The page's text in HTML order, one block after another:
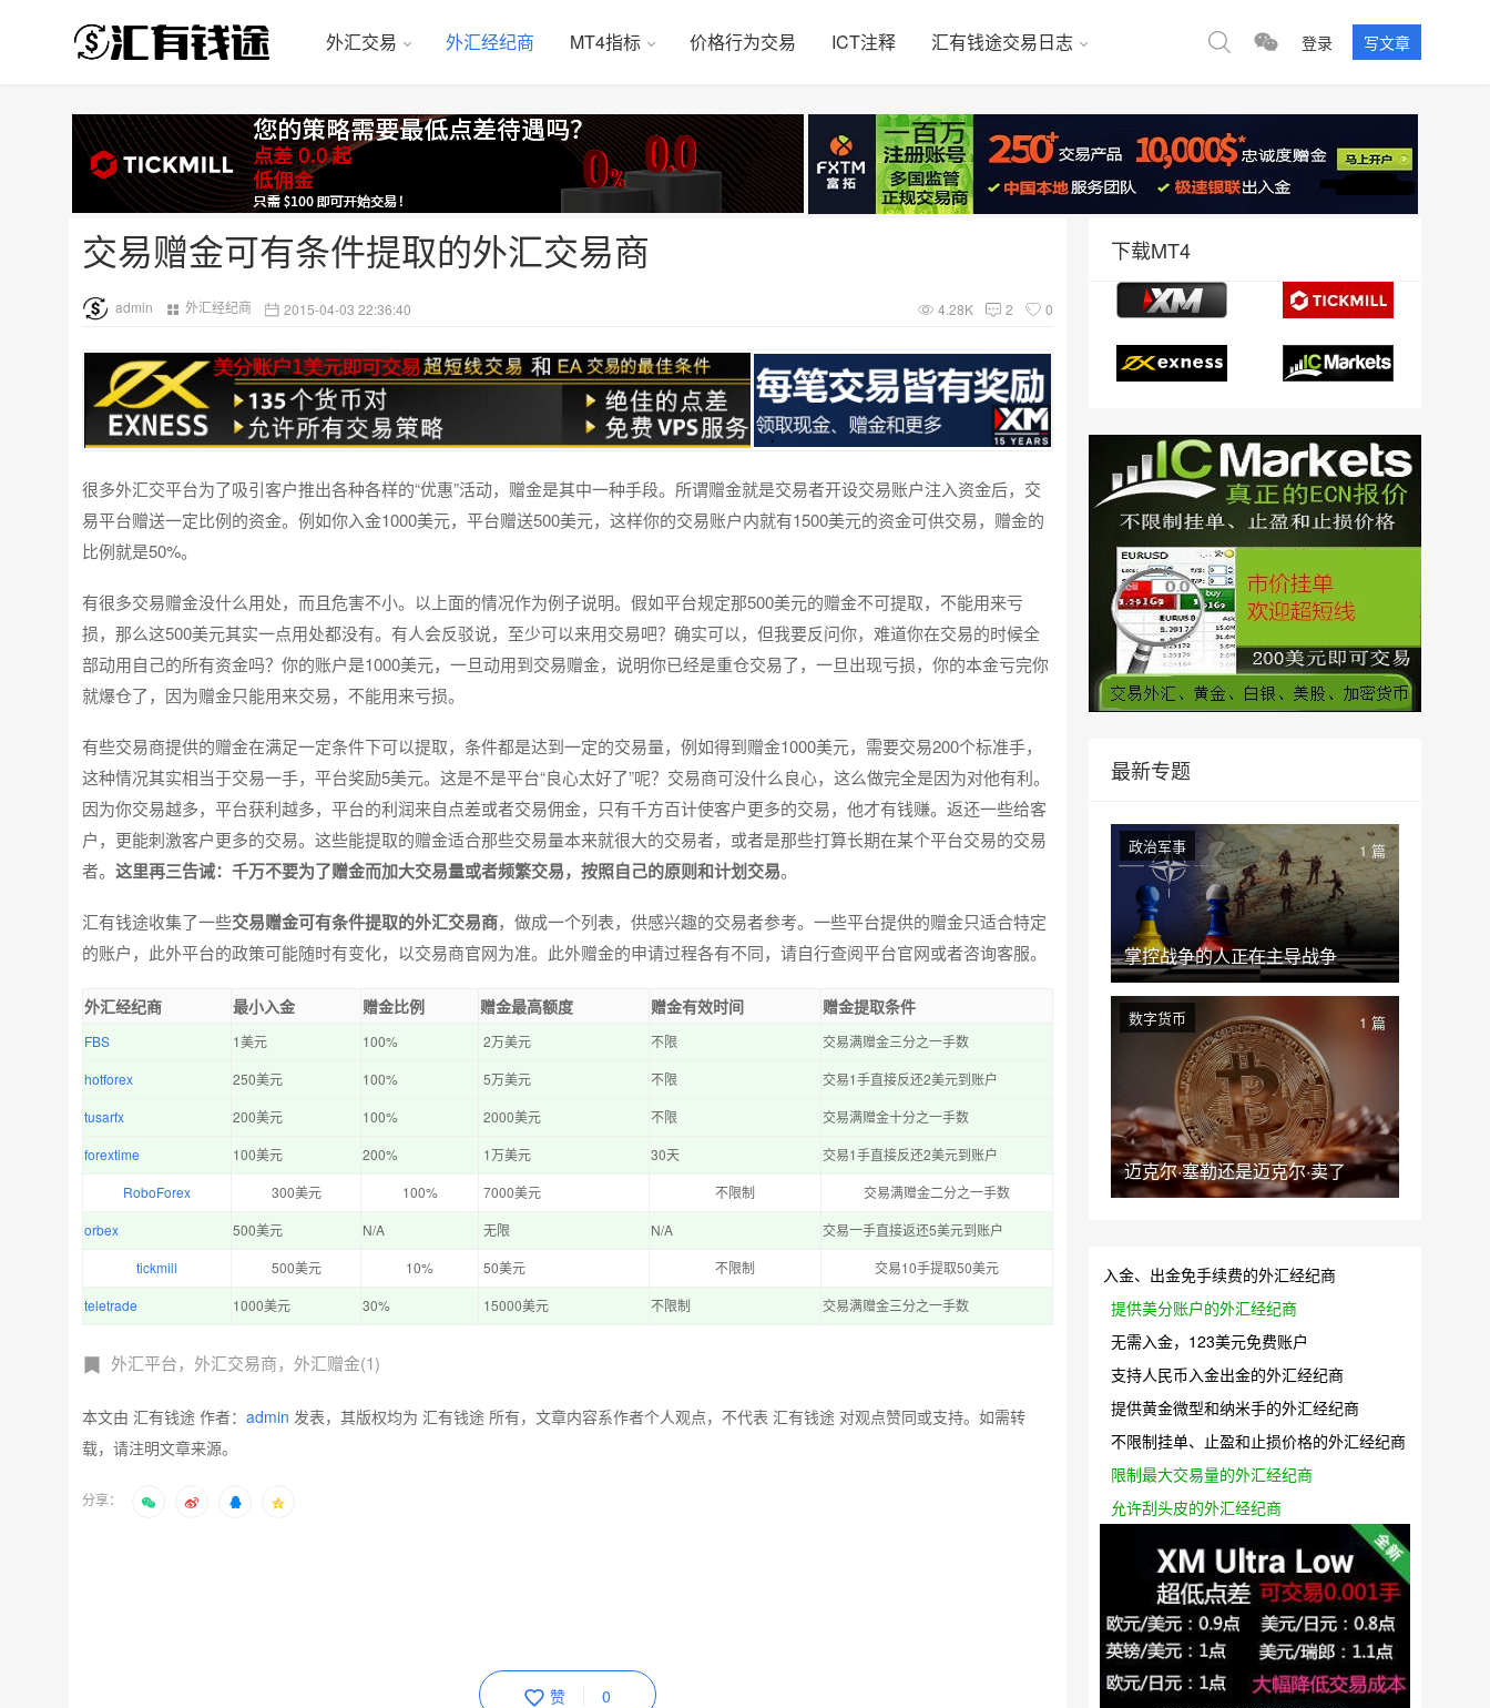
外汇交易 外汇经纪商 MT4指标 价格行为交易 ICT注释 汇有钱途交易日志 登录 写文章
交易赠金可有条件提取的外汇交易商
admin 外汇经纪商 2015-04-03 22:36:40 4.28K 2 0
很多外汇交平台为了吸引客户推出各种各样的“优惠”活动，赠金是其中一种手段。所谓赠金就是交易者开设交易账户注入资金后，交
易平台赠送一定比例的资金。例如你入金1000美元，平台赠送500美元，这样你的交易账户内就有1500美元的资金可供交易，赠金的
比例就是50%。
有很多交易赠金没什么用处，而且危害不小。以上面的情况作为例子说明。假如平台规定那500美元的赠金不可提取，不能用来亏
损，那么这500美元其实一点用处都没有。有人会反驳说，至少可以来用交易吧？确实可以，但我要反问你，难道你在交易的时候全
部动用自己的所有资金吗？你的账户是1000美元，一旦动用到交易赠金，说明你已经是重仓交易了，一旦出现亏损，你的本金亏完你
就爆仓了，因为赠金只能用来交易，不能用来亏损。
有些交易商提供的赠金在满足一定条件下可以提取，条件都是达到一定的交易量，例如得到赠金1000美元，需要交易200个标准手，
这种情况其实相当于交易一手，平台奖励5美元。这是不是平台“良心太好了”呢？交易商可没什么良心，这么做完全是因为对他有利。
因为你交易越多，平台获利越多，平台的利润来自点差或者交易佣金，只有千方百计使客户更多的交易，他才有钱赚。返还一些给客
户，更能刺激客户更多的交易。这些能提取的赠金适合那些交易量本来就很大的交易者，或者是那些打算长期在某个平台交易的交易
者。 这里再三告诫：千万不要为了赠金而加大交易量或者频繁交易，按照自己的原则和计划交易。
汇有钱途收集了一些交易赠金可有条件提取的外汇交易商，做成一个列表，供感兴趣的交易者参考。一些平台提供的赠金只适合特定
的账户，此外平台的政策可能随时有变化，以交易商官网为准。此外赠金的申请过程各有不同，请自行查阅平台官网或者咨询客服。
外汇经纪商 最小入金 赠金比例 赠金最高额度 赠金有效时间 赠金提取条件
FBS 1美元 100% 2万美元 不限
交易满赠金三分之一手数
hotforex
250美元 100% 5万美元 不限
交易1手直接反还2美元到账户
tusarfx
200美元 100% 2000美元 不限
交易满赠金十分之一手数
forextime
100美元 200% 1万美元 30天
交易1手直接反还2美元到账户
RoboForex
300美元 100% 7000美元 不限制
交易满赠金二分之一手数
orbex
500美元 N/A 无限 N/A
交易一手直接返还5美元到账户
tickmill
500美元 10% 50美元 不限制
交易10手提取50美元
teletrade
1000美元 30% 15000美元 不限制 交易满赠金三分之一手数
外汇平台，外汇交易商，外汇赠金(1)
本文由 汇有钱途 作者： admin 发表，其版权均为 汇有钱途 所有，文章内容系作者个人观点，不代表 汇有钱途 对观点赞同或支持。如需转
载，请注明文章来源。
分享：
赞 0
下载MT4
最新专题
掌控战争的人正在主导战争
政治军事 1 篇
迈克尔·塞勒还是迈克尔·卖了
数字货币 1 篇
入金、出金免手续费的外汇经纪商
提供美分账户的外汇经纪商
无需入金，123美元免费账户
支持人民币入金出金的外汇经纪商
提供黄金微型和纳米手的外汇经纪商
不限制挂单、止盈和止损价格的外汇经纪商
限制最大交易量的外汇经纪商
允许刮头皮的外汇经纪商